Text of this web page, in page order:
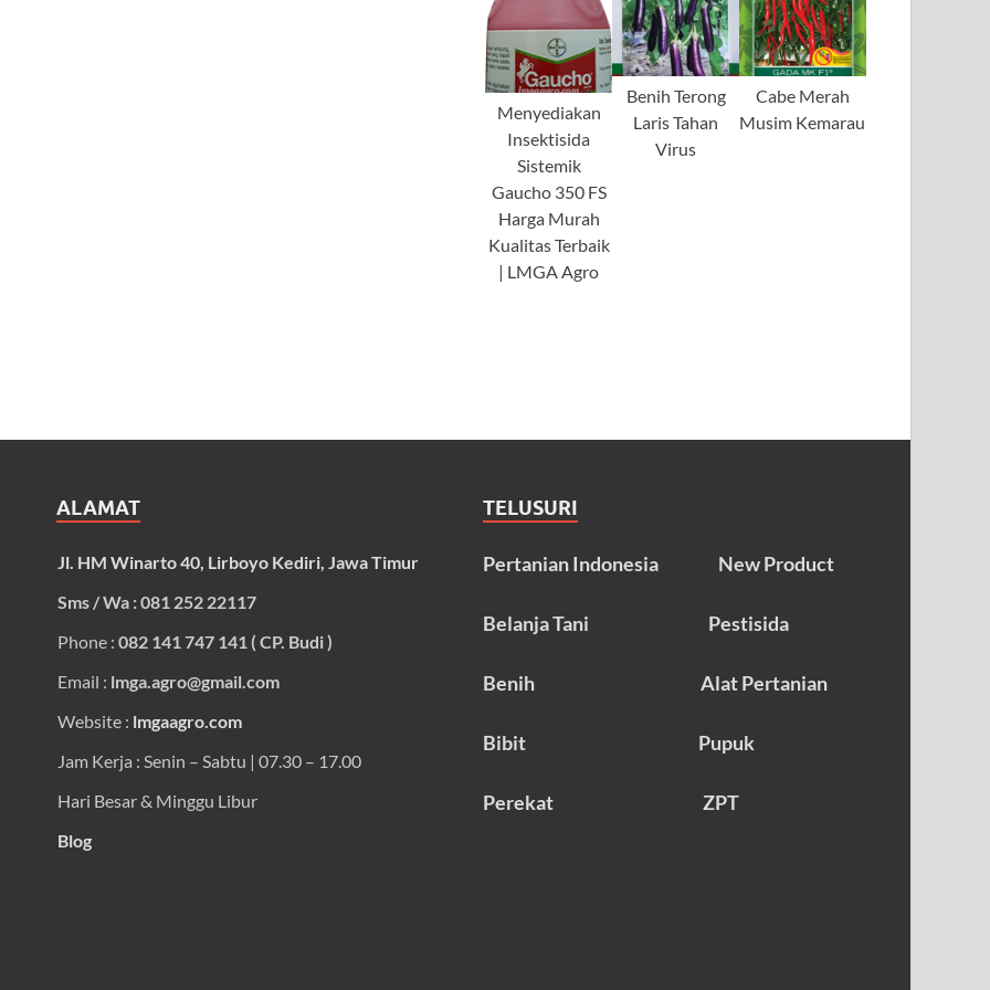
Menyediakan
Insektisida
Sistemik
Gaucho 350 FS
Harga Murah
Kualitas Terbaik
| LMGA Agro
Benih Terong
Laris Tahan
Virus
Cabe Merah
Musim Kemarau
ALAMAT
Jl. HM Winarto 40, Lirboyo Kediri, Jawa Timur
Sms / Wa : 081 252 22117
Phone : 082 141 747 141 ( CP. Budi )
Email : lmga.agro@gmail.com
Website : lmgaagro.com
Jam Kerja : Senin – Sabtu | 07.30 – 17.00
Hari Besar & Minggu Libur
Blog
TELUSURI
Pertanian Indonesia New Product
Belanja Tani Pestisida
Benih Alat Pertanian
Bibit Pupuk
Perekat ZPT